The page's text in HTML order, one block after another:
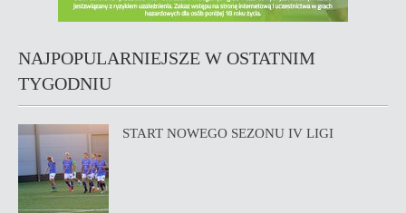
NAJPOPULARNIEJSZE W OSTATNIM
TYGODNIU
START NOWEGO SEZONU IV LIGI